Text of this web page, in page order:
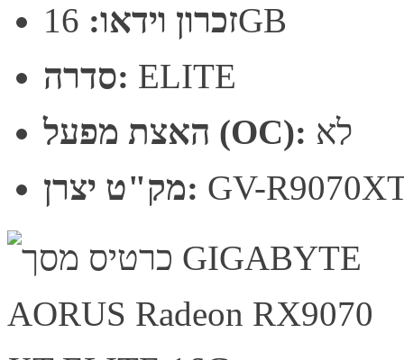
זכרון וידאו:16GB
סדרה: ELITE
האצת מפעל (OC): לא
מק"ט יצרן: GV-